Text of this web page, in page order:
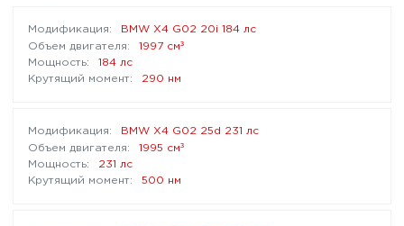
BMW X4 G02 20i 184 лс
1997 см³
184 лс
290 нм
BMW X4 G02 25d 231 лс
1995 см³
231 лс
500 нм